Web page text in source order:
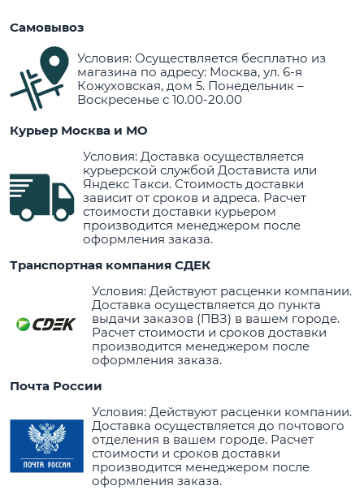
Самовывоз
Условия: Осуществляется бесплатно из
магазина по адресу: Москва, ул. 6-я
Кожуховская, дом 5. Понедельник –
Воскресенье с 10.00-20.00
Курьер Москва и МО
Условия: Доставка осуществляется
курьерской службой Достависта или
Яндекс Такси. Стоимость доставки
зависит от сроков и адреса. Расчет
стоимости доставки курьером
производится менеджером после
оформления заказа.
Транспортная компания СДЕК
Условия: Действуют расценки компании.
Доставка осуществляется до пункта
выдачи заказов (ПВЗ) в вашем городе.
Расчет стоимости и сроков доставки
производится менеджером после
оформления заказа.
Почта России
Условия: Действуют расценки компании.
Доставка осуществляется до почтового
отделения в вашем городе. Расчет
стоимости и сроков доставки
производится менеджером после
оформления заказа.